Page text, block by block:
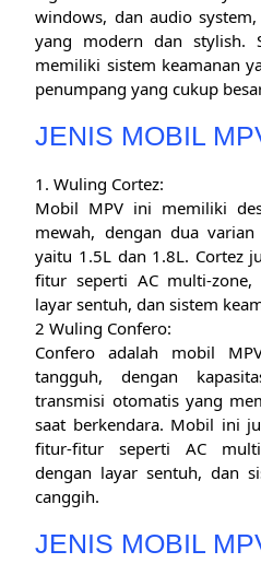
windows, dan audio
yang modern dan stylish.
memiliki sistem keamanan
penumpang yang cukup
JENIS MOBIL
1. Wuling Cortez:
Mobil MPV ini memiliki
mewah, dengan dua
yaitu 1.5L dan 1.8L. Cortez
fitur seperti AC multi-zone,
layar sentuh, dan sistem
2 Wuling Confero:
Confero adalah mobil
tangguh, dengan
transmisi otomatis yang
saat berkendara. Mobil ini
fitur-fitur seperti AC
dengan layar sentuh, dan
canggih.
JENIS MOBIL